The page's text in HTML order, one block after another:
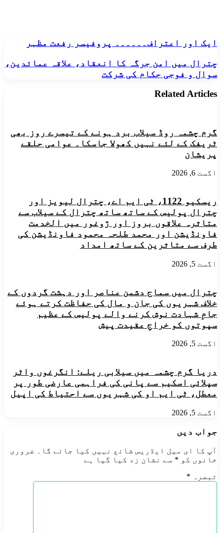
ایک
اور
اعتراف۔۔۔۔۔۔
پروفیسر
رفعت
ایک اور اعتراف۔۔۔۔۔۔ پروفیسر رفعت مظہر
چترال
میں
امن
جرگہ
کا
سوال
و
فوجی
حکام
شرکت
چترال میں امن جرگہ کا انعقاد، علاقہ عمائدین،
سوال و فوجی حکام کی شرکت
Related Articles
گرم چشمہ روڈ سیلاب برد ہونے کے تیسرے روز بھی
ٹریفک کے لئے نہیں کھولا جاسکا۔ عوامی حلقے
پریشان
اگست 6, 2026
ریسکیو 1122، ٹی ایم اے، چترال لیویز اور
چترال پولیس کے ساتھ ساتھ چترال کے سیلاب سے
متاثرہ علاقوں بروز اور ژوغور میں الخدمت
فاونڈیشن اور محمد طلحہ محمود فاونڈیشن کی
طرف سے متاثرین کے ساتھ امداد
اگست 5, 2026
چترال میں سماج دشمن عناصر اور دہشت گردوں کے
خلاف شہریوں کی جان و مال کی حفاظت کرتے ہوئے
جامِ شہادت نوش کرنے والے پولیس کے عظیم
سپوتوں کو خراجِ عقیدت پیش
اگست 5, 2026
دریا گرم چشمہ میں سیلابی ریلے: انگرغوں واٹر
سپلائی اسکیم سے پانی کی فراہمی عارضی طور پر
معطل، ٹی ایم او کی شہریوں سے احتیاط کی اپیل
اگست 5, 2026
جواب دیں
آپ کا ای میل ایڈریس شائع نہیں کیا جائے گا۔
ضروری
خانوں کو * سے نشان زد کیا گیا ہے
تبصرہ *